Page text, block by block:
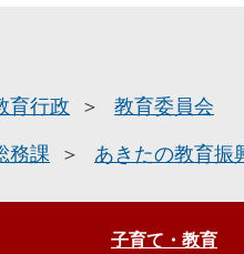
育行政 教育委員会
務課 あきたの教育振
子育て・教育